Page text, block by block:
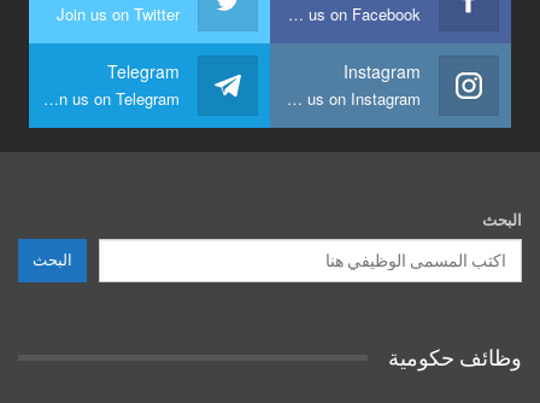
Join us on Facebook
Join us on Twitter
Instagram
Join us on Instagram
Telegram
Join us on Telegram
البحث
البحث
وظائف حكومية